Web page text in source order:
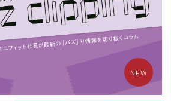
NEW